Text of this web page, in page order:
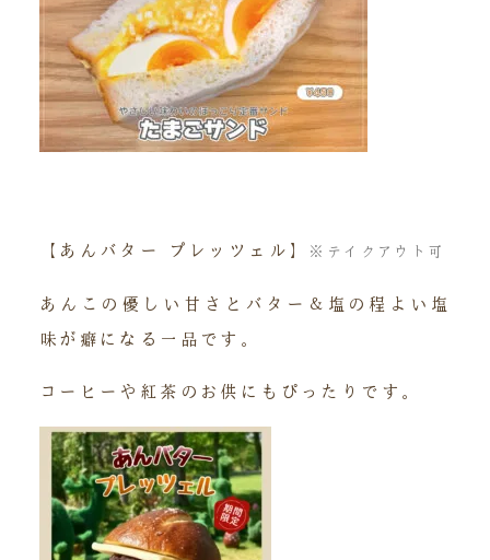
【あんバター プレッツェル】 ※テイクアウト可
あんこの優しい甘さとバター＆塩の程よい塩
味が癖になる一品です。
コーヒーや紅茶のお供にもぴったりです。